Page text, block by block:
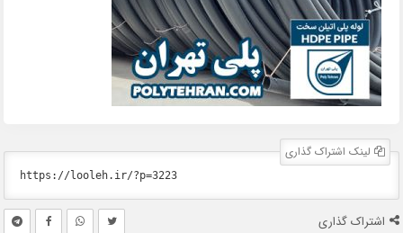
لینک اشتراک گذاری
اشتراک گذاری